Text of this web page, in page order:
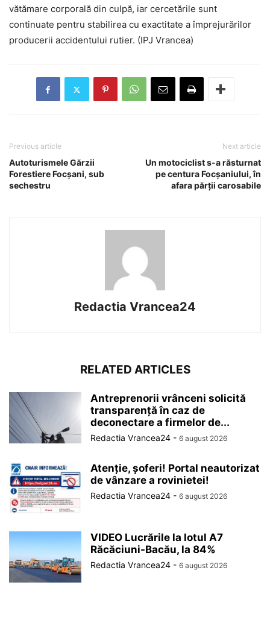
vătămare corporală din culpă, iar cercetările sunt
continuate pentru stabilirea cu exactitate a împrejurărilor
producerii accidentului rutier. (IPJ Vrancea)
Previous article
Autoturismele Gărzii
Forestiere Focșani, sub
sechestru
Next article
Un motociclist s-a răsturnat
pe centura Focșaniului, în
afara părții carosabile
Redactia Vrancea24
RELATED ARTICLES
Antreprenorii vrânceni solicită
transparență în caz de
deconectare a firmelor de...
Redactia Vrancea24 - 6 august 2026
Atenție, șoferi! Portal neautorizat
de vânzare a rovinietei!
Redactia Vrancea24 - 6 august 2026
VIDEO Lucrările la lotul A7
Răcăciuni-Bacău, la 84%
Redactia Vrancea24 - 6 august 2026